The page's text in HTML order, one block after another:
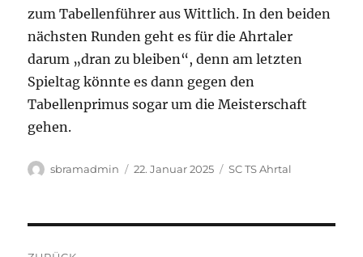
zum Tabellenführer aus Wittlich. In den beiden
nächsten Runden geht es für die Ahrtaler
darum „dran zu bleiben“, denn am letzten
Spieltag könnte es dann gegen den
Tabellenprimus sogar um die Meisterschaft
gehen.
Autor
sbramadmin
Veröffentlicht
22. Januar 2025 Kategorien
SC TS Ahrtal